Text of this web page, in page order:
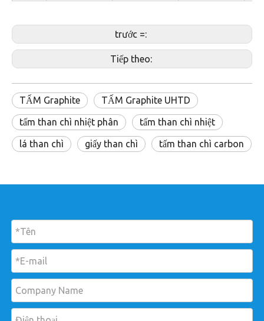
trước =:
Tiếp theo:
TẤM Graphite TẤM Graphite UHTD
tấm than chì nhiệt phân tấm than chì nhiệt
lá than chì giấy than chì tấm than chì carbon